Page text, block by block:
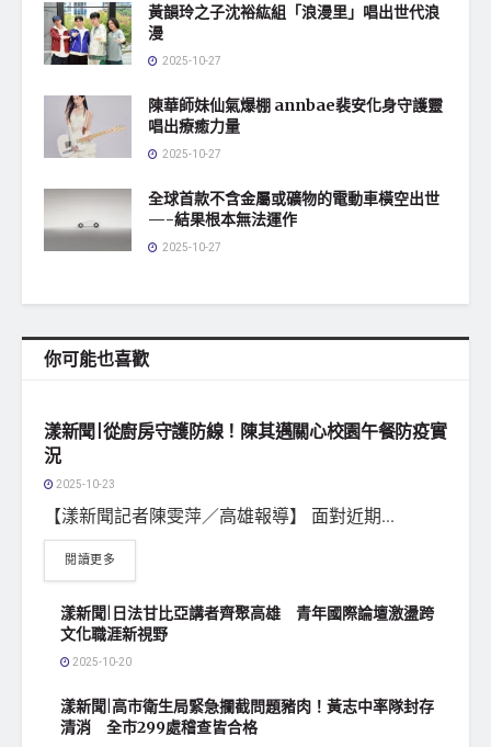
黃韻玲之子沈裕紘組「浪漫里」唱出世代浪
漫
2025-10-27
陳華師妹仙氣爆棚 annbae裴安化身守護靈
唱出療癒力量
2025-10-27
全球首款不含金屬或礦物的電動車橫空出世
—-結果根本無法運作
2025-10-27
你可能也喜歡
漾新聞|從廚房守護防線！陳其邁關心校園午餐防疫實
況
2025-10-23
【漾新聞記者陳雯萍／高雄報導】 面對近期...
閱讀更多
漾新聞|日法甘比亞講者齊聚高雄 青年國際論壇激盪跨
文化職涯新視野
2025-10-20
漾新聞|高市衛生局緊急攔截問題豬肉！黃志中率隊封存
清消 全市299處稽查皆合格